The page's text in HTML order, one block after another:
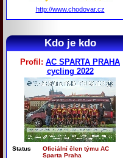
http://www.chodovar.cz
Kdo je kdo
Profil: AC SPARTA PRAHA
cycling 2022
Status
Oficiální člen týmu AC
Sparta Praha